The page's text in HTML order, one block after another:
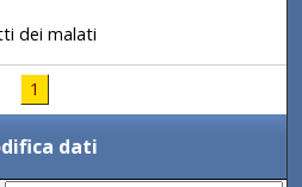
dei malati
1
dati